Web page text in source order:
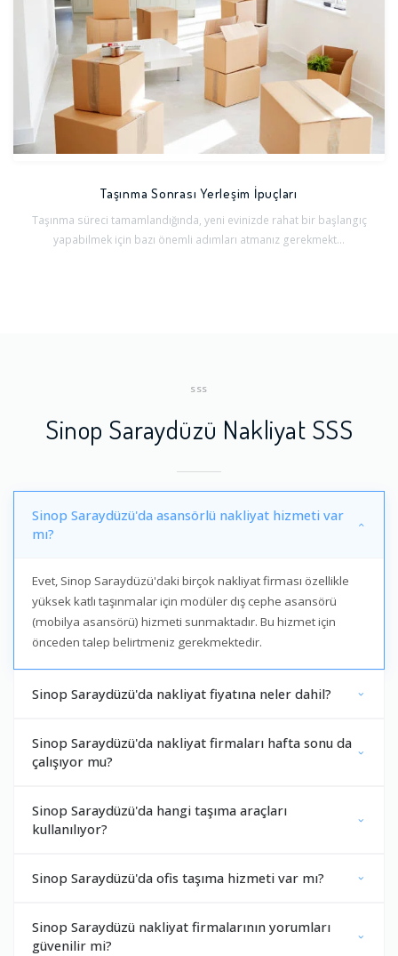
Taşınma Sonrası Yerleşim İpuçları
Taşınma süreci tamamlandığında, yeni evinizde rahat bir başlangıç
yapabilmek için bazı önemli adımları atmanız gerekmekt...
SSS
Sinop Saraydüzü Nakliyat SSS
Sinop Saraydüzü'da asansörlü nakliyat hizmeti var
mı?
Evet, Sinop Saraydüzü'daki birçok nakliyat firması özellikle
yüksek katlı taşınmalar için modüler dış cephe asansörü
(mobilya asansörü) hizmeti sunmaktadır. Bu hizmet için
önceden talep belirtmeniz gerekmektedir.
Sinop Saraydüzü'da nakliyat fiyatına neler dahil?
Sinop Saraydüzü'da nakliyat firmaları hafta sonu da
çalışıyor mu?
Sinop Saraydüzü'da hangi taşıma araçları
kullanılıyor?
Sinop Saraydüzü'da ofis taşıma hizmeti var mı?
Sinop Saraydüzü nakliyat firmalarının yorumları
güvenilir mi?